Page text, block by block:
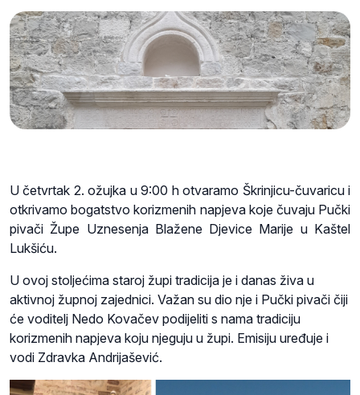
U četvrtak 2. ožujka u 9:00 h otvaramo Škrinjicu-čuvaricu i
otkrivamo bogatstvo korizmenih napjeva koje čuvaju Pučki
pivači Župe Uznesenja Blažene Djevice Marije u Kaštel
Lukšiću.
U ovoj stoljećima staroj župi tradicija je i danas živa u
aktivnoj župnoj zajednici. Važan su dio nje i Pučki pivači čiji
će voditelj Nedo Kovačev podijeliti s nama tradiciju
korizmenih napjeva koju njeguju u župi. Emisiju uređuje i
vodi Zdravka Andrijašević.